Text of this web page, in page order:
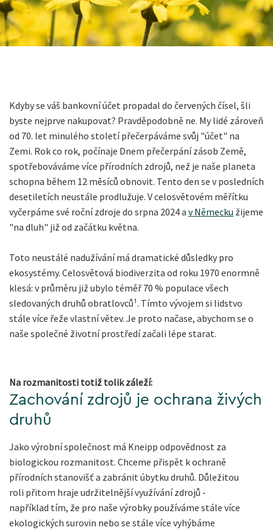
Kdyby se váš bankovní účet propadal do červených čísel, šli
byste nejprve nakupovat? Pravděpodobně ne. My lidé zároveň
od 70. let minulého století přečerpáváme svůj "účet" na
Zemi. Rok co rok, počínaje Dnem přečerpání zásob Země,
spotřebováváme více přírodních zdrojů, než je naše planeta
schopna během 12 měsíců obnovit. Tento den se v posledních
desetiletích neustále prodlužuje. V celosvětovém měřítku
vyčerpáme své roční zdroje do srpna 2024 a v Německu žijeme
"na dluh" již od začátku května.
Toto neustálé nadužívání má dramatické důsledky pro
ekosystémy. Celosvětová biodiverzita od roku 1970 enormně
klesá: v průměru již ubylo téměř 70 % populace všech
sledovaných druhů obratlovců¹. Tímto vývojem si lidstvo
stále více řeže vlastní větev. Je proto načase, abychom se o
naše společné životní prostředí začali lépe starat.
Na rozmanitosti totiž tolik záleží:
Zachování zdrojů je ochrana živých
druhů
Jako výrobní společnost má Kneipp odpovědnost za
biologickou rozmanitost. Chceme přispět k ochraně
přírodních stanovišť a zabránit úbytku druhů. Důležitou
roli přitom hraje udržitelnější využívání zdrojů -
například tím, že pro naše výrobky používáme stále více
ekologických surovin nebo se stále více vyhýbáme